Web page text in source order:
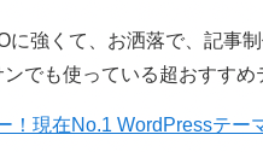
に強くて、お洒落で、記事
ンでも使っている超おすすめ
！現在No.1 WordPressテー